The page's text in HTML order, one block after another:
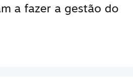
a fazer a gestão do